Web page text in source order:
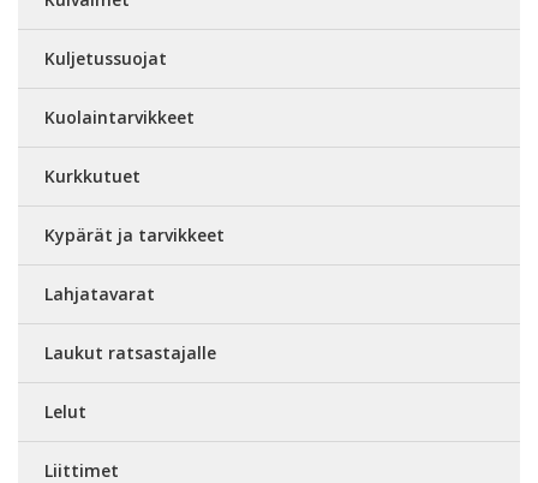
Kuljetussuojat
Kuolaintarvikkeet
Kurkkutuet
Kypärät ja tarvikkeet
Lahjatavarat
Laukut ratsastajalle
Lelut
Liittimet